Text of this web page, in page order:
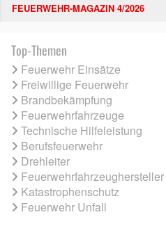
FEUERWEHR-MAGAZIN 4/2026
Top-Themen
Feuerwehr Einsätze
Freiwillige Feuerwehr
Brandbekämpfung
Feuerwehrfahrzeuge
Technische Hilfeleistung
Berufsfeuerwehr
Drehleiter
Feuerwehrfahrzeughersteller
Katastrophenschutz
Feuerwehr Unfall